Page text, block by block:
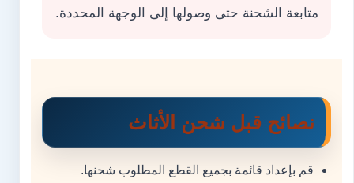
متابعة الشحنة حتى وصولها إلى الوجهة المحددة.
نصائح قبل شحن الأثاث
قم بإعداد قائمة بجميع القطع المطلوب شحنها.